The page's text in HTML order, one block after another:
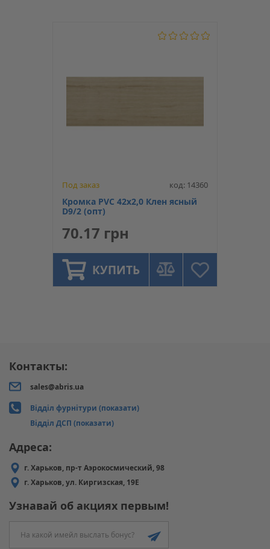
Под заказ код: 14360
Кромка PVC 42х2,0 Клен ясный
D9/2 (опт)
70.17 грн
КУПИТЬ
Контакты:
sales@abris.ua
Відділ фурнітури (показати)
Відділ ДСП (показати)
Адреса:
г. Харьков, пр-т Аэрокосмический, 98
г. Харьков, ул. Киргизская, 19Е
Узнавай об акциях первым!